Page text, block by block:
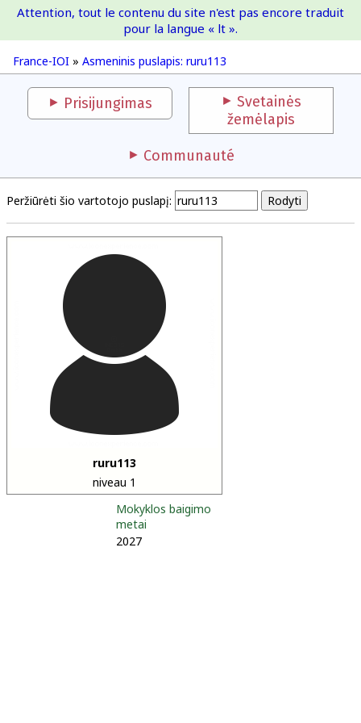
France-IOI
France-IOI » Asmeninis puslapis: ruru113
Attention, tout le contenu du site n'est pas encore traduit
pour la langue « lt ».
Prisijungimas
Svetainės
žemėlapis
Communauté
Peržiūrėti šio vartotojo puslapį:
ruru113
niveau 1
Mokyklos baigimo
metai
2027